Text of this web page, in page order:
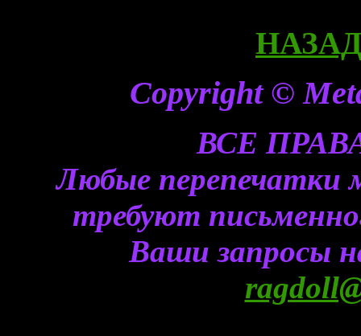
НАЗАД
Copyright ©
ВСЕ
Любые перепечатки
требуют
Ваши запросы